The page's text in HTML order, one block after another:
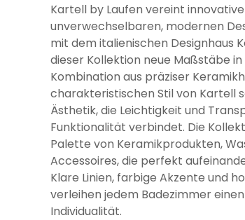
Kartell by Laufen vereint
unverwechselbaren, modernen
mit dem italienischen Designhaus
dieser Kollektion neue Maßstäbe
Kombination aus präziser
charakteristischen Stil von Kartell
Ästhetik, die Leichtigkeit und
Funktionalität verbindet. Die
Palette von Keramikprodukten,
Accessoires, die perfekt
Klare Linien, farbige Akzente und
verleihen jedem Badezimmer einen
Individualität.